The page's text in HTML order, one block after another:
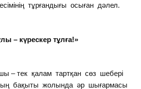
тұрғандығы осыған дәлел.
– күрескер тұлға!»
– тек қалам тартқан сөз шебері
бақыты жолында әр шығармасы